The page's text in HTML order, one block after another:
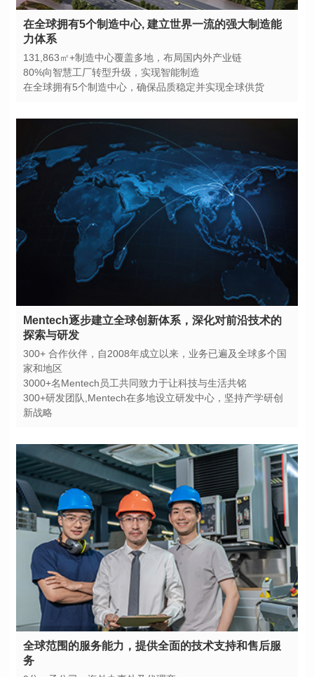
力体系
131,863㎡+制造中心覆盖多地，布局国内外产业链
80%向智慧工厂转型升级，实现智能制造
在全球拥有5个制造中心，确保品质稳定并实现全球供货
探索与研发
家和地区
3000+名Mentech员工共同致力于让科技与生活共铭
新战略
务